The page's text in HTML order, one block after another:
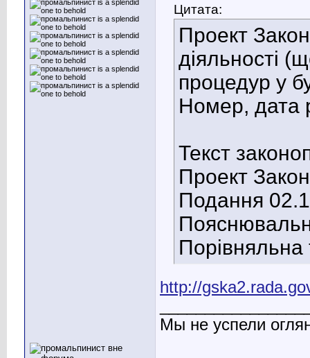
Цитата:
Проект
діяльності
процедур у
Номер, дата
Текст
Проект
Подання
http://
Мы не успели